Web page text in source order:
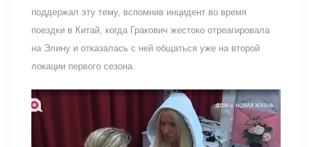
поддержал эту тему, вспомнив инцидент во время
поездки в Китай, когда Гракович жестоко отреагировала
на Элину и отказалась с ней общаться уже на второй
локации первого сезона.